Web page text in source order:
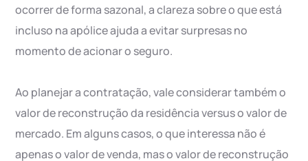
ocorrer de forma sazonal, a clareza sobre o que está
incluso na apólice ajuda a evitar surpresas no
momento de acionar o seguro.
Ao planejar a contratação, vale considerar também o
valor de reconstrução da residência versus o valor de
mercado. Em alguns casos, o que interessa não é
apenas o valor de venda, mas o valor de reconstrução